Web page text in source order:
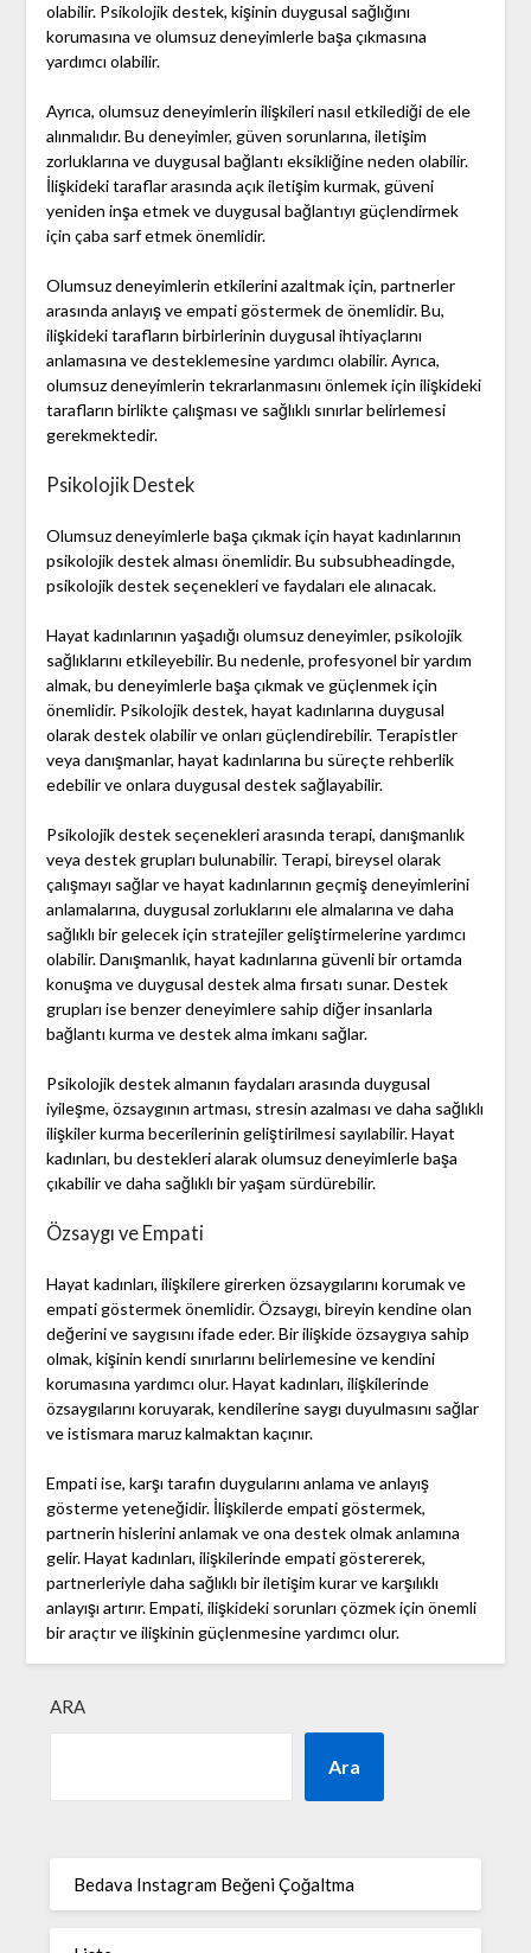
olabilir. Psikolojik destek, kişinin duygusal sağlığını
korumasına ve olumsuz deneyimlerle başa çıkmasına
yardımcı olabilir.
Ayrıca, olumsuz deneyimlerin ilişkileri nasıl etkilediği de ele
alınmalıdır. Bu deneyimler, güven sorunlarına, iletişim
zorluklarına ve duygusal bağlantı eksikliğine neden olabilir.
İlişkideki taraflar arasında açık iletişim kurmak, güveni
yeniden inşa etmek ve duygusal bağlantıyı güçlendirmek
için çaba sarf etmek önemlidir.
Olumsuz deneyimlerin etkilerini azaltmak için, partnerler
arasında anlayış ve empati göstermek de önemlidir. Bu,
ilişkideki tarafların birbirlerinin duygusal ihtiyaçlarını
anlamasına ve desteklemesine yardımcı olabilir. Ayrıca,
olumsuz deneyimlerin tekrarlanmasını önlemek için ilişkideki
tarafların birlikte çalışması ve sağlıklı sınırlar belirlemesi
gerekmektedir.
Psikolojik Destek
Olumsuz deneyimlerle başa çıkmak için hayat kadınlarının
psikolojik destek alması önemlidir. Bu subsubheadingde,
psikolojik destek seçenekleri ve faydaları ele alınacak.
Hayat kadınlarının yaşadığı olumsuz deneyimler, psikolojik
sağlıklarını etkileyebilir. Bu nedenle, profesyonel bir yardım
almak, bu deneyimlerle başa çıkmak ve güçlenmek için
önemlidir. Psikolojik destek, hayat kadınlarına duygusal
olarak destek olabilir ve onları güçlendirebilir. Terapistler
veya danışmanlar, hayat kadınlarına bu süreçte rehberlik
edebilir ve onlara duygusal destek sağlayabilir.
Psikolojik destek seçenekleri arasında terapi, danışmanlık
veya destek grupları bulunabilir. Terapi, bireysel olarak
çalışmayı sağlar ve hayat kadınlarının geçmiş deneyimlerini
anlamalarına, duygusal zorluklarını ele almalarına ve daha
sağlıklı bir gelecek için stratejiler geliştirmelerine yardımcı
olabilir. Danışmanlık, hayat kadınlarına güvenli bir ortamda
konuşma ve duygusal destek alma fırsatı sunar. Destek
grupları ise benzer deneyimlere sahip diğer insanlarla
bağlantı kurma ve destek alma imkanı sağlar.
Psikolojik destek almanın faydaları arasında duygusal
iyileşme, özsaygının artması, stresin azalması ve daha sağlıklı
ilişkiler kurma becerilerinin geliştirilmesi sayılabilir. Hayat
kadınları, bu destekleri alarak olumsuz deneyimlerle başa
çıkabilir ve daha sağlıklı bir yaşam sürdürebilir.
Özsaygı ve Empati
Hayat kadınları, ilişkilere girerken özsaygılarını korumak ve
empati göstermek önemlidir. Özsaygı, bireyin kendine olan
değerini ve saygısını ifade eder. Bir ilişkide özsaygıya sahip
olmak, kişinin kendi sınırlarını belirlemesine ve kendini
korumasına yardımcı olur. Hayat kadınları, ilişkilerinde
özsaygılarını koruyarak, kendilerine saygı duyulmasını sağlar
ve istismara maruz kalmaktan kaçınır.
Empati ise, karşı tarafın duygularını anlama ve anlayış
gösterme yeteneğidir. İlişkilerde empati göstermek,
partnerin hislerini anlamak ve ona destek olmak anlamına
gelir. Hayat kadınları, ilişkilerinde empati göstererek,
partnerleriyle daha sağlıklı bir iletişim kurar ve karşılıklı
anlayışı artırır. Empati, ilişkideki sorunları çözmek için önemli
bir araçtır ve ilişkinin güçlenmesine yardımcı olur.
ARA
Ara
Bedava Instagram Beğeni Çoğaltma